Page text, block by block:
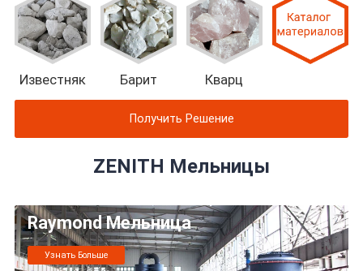
Известняк Барит Кварц
Получить Решение
ZENITH Мельницы
Raymond Мельница
Узнать Больше